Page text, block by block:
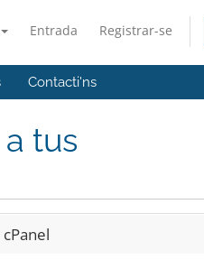
Entrada Registrar-se
Contacti'ns
tus